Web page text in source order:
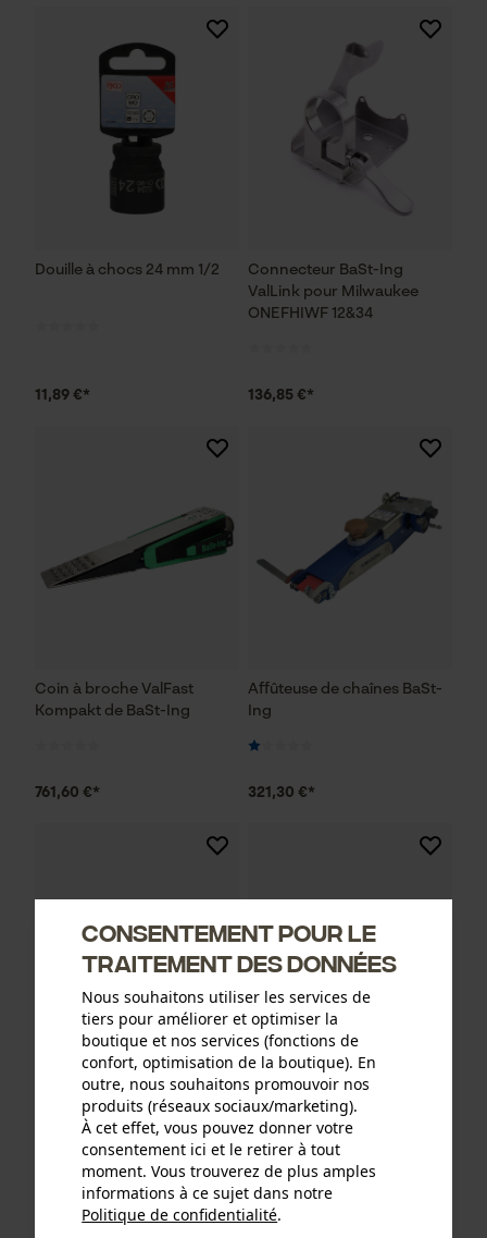
Douille à chocs 24 mm 1/2
11,89 €*
Connecteur BaSt-Ing
ValLink pour Milwaukee
ONEFHIWF 12&34
136,85 €*
Coin à broche ValFast
Kompakt de BaSt-Ing
761,60 €*
Affûteuse de chaînes BaSt-
Ing
321,30 €*
BaSt-Ing Coin à
pousser/coin d'abattage
MiniFix
291,55 €*
Coin a vis BaSt-Ing UniVal
535,50 €*
Consentement pour le
traitement des données
Nous souhaitons utiliser les services de
tiers pour améliorer et optimiser la
boutique et nos services (fonctions de
confort, optimisation de la boutique). En
outre, nous souhaitons promouvoir nos
produits (réseaux sociaux/marketing).
À cet effet, vous pouvez donner votre
consentement ici et le retirer à tout
moment. Vous trouverez de plus amples
informations à ce sujet dans notre
Politique de confidentialité.
partager